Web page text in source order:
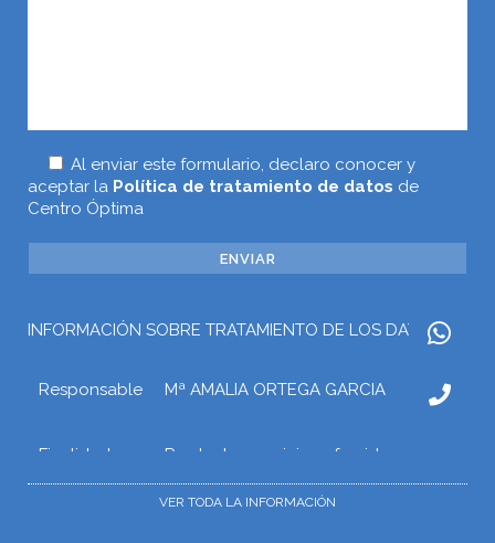
Al enviar este formulario, declaro conocer y
aceptar la Política de tratamiento de datos de
Centro Óptima
INFORMACIÓN SOBRE TRATAMIENTO DE LOS DATOS
Responsable Mª AMALIA ORTEGA GARCIA
Finalidad
Prestar los servicios ofrecidos a
tipos de relaciones que puedan
VER TODA LA INFORMACIÓN